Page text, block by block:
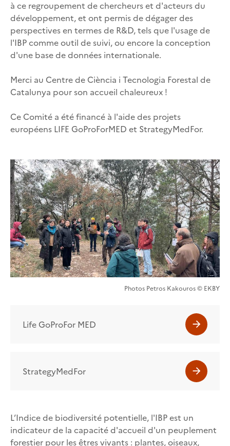
à ce regroupement de chercheurs et d'acteurs du
développement, et ont permis de dégager des
perspectives en termes de R&D, tels que l'usage de
l'IBP comme outil de suivi, ou encore la conception
d'une base de données internationale.
Merci au Centre de Ciència i Tecnologia Forestal de
Catalunya pour son accueil chaleureux !
Ce Comité a été financé à l'aide des projets
européens LIFE GoProForMED et StrategyMedFor.
Photos Petros Kakouros © EKBY
Life GoProFor MED
StrategyMedFor
L’Indice de biodiversité potentielle, l'IBP est un
indicateur de la capacité d'accueil d'un peuplement
forestier pour les êtres vivants : plantes, oiseaux,